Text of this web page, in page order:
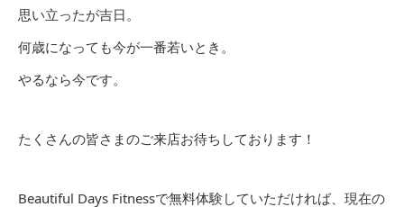
思い立ったが吉日。
何歳になっても今が一番若いとき。
やるなら今です。
たくさんの皆さまのご来店お待ちしております！
Beautiful Days Fitnessで無料体験していただければ、現在の